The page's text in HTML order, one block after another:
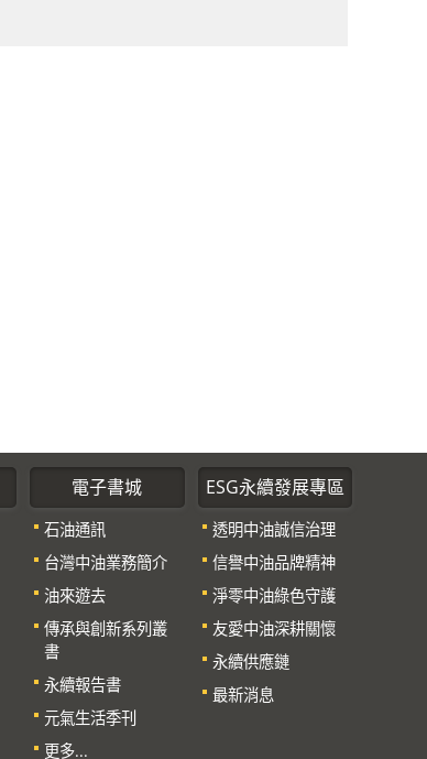
電子書城
石油通訊
台灣中油業務簡介
油來遊去
傳承與創新系列叢
書
永續報告書
元氣生活季刊
更多...
ESG永續發展專區
透明中油誠信治理
信譽中油品牌精神
淨零中油綠色守護
友愛中油深耕關懷
永續供應鏈
最新消息